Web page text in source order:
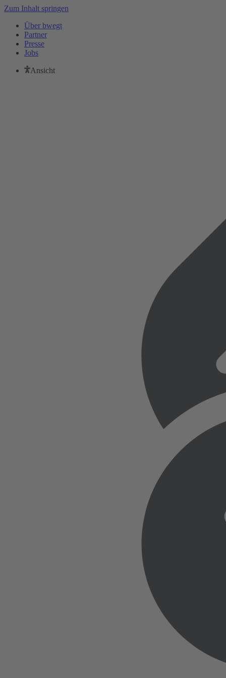
Zum Inhalt springen
Über bwegt
Partner
Presse
Jobs
Ansicht